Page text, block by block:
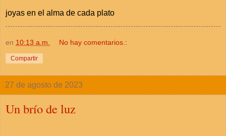
joyas en el alma de cada plato
en 10:13 a.m. No hay comentarios.:
Compartir
27 de agosto de 2023
Un brío de luz